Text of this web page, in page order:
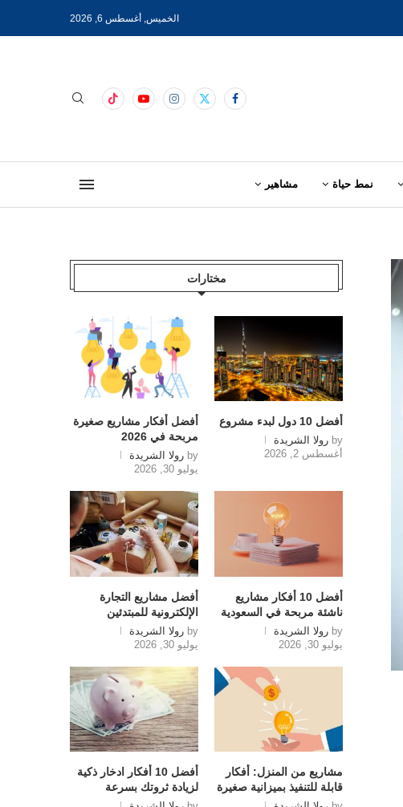
الخميس, أغسطس 6, 2026
نمط حياة مشاهير
مختارات
أفضل 10 دول لبدء مشروع
by رولا الشريدة
أغسطس 2, 2026
أفضل أفكار مشاريع صغيرة
مربحة في 2026
by رولا الشريدة
يوليو 30, 2026
أفضل 10 أفكار مشاريع
ناشئة مربحة في السعودية
by رولا الشريدة
يوليو 30, 2026
أفضل مشاريع التجارة
الإلكترونية للمبتدئين
by رولا الشريدة
يوليو 30, 2026
مشاريع من المنزل: أفكار
قابلة للتنفيذ بميزانية صغيرة
أفضل 10 أفكار ادخار ذكية
لزيادة ثروتك بسرعة